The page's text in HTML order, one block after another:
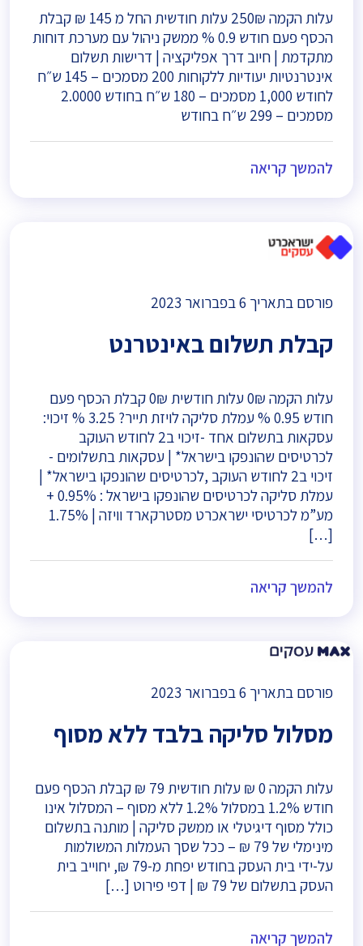
עלות הקמה 250₪ עלות חודשית החל מ 145 ₪ קבלת
הכסף פעם חודש 0.9 % ממשק ניהול עם מערכת דוחות
מתקדמת | חיוב דרך אפליקציה | דרישות תשלום
אינטרנטיות יעודיות ללקוחות 200 מסמכים – 145 ש״ח
לחודש 1,000 מסמכים – 180 ש״ח בחודש 2.0000
מסמכים – 299 ש״ח בחודש
להמשך קריאה
פורסם בתאריך 6 בפברואר 2023
קבלת תשלום באינטרנט
עלות הקמה 0₪ עלות חודשית 0₪ קבלת הכסף פעם
חודש 0.95 % עמלת סליקה לויזת תייר? 3.25 % זיכוי:
עסקאות בתשלום אחד -זיכוי ב2 לחודש העוקב
לכרטיסים שהונפקו בישראל* | עסקאות בתשלומים -
זיכוי ב2 לחודש העוקב ,לכרטיסים שהונפקו בישראל* |
עמלת סליקה לכרטיסים שהונפקו בישראל : 0.95% +
מע”מ לכרטיסי ישראכרט מסטרקארד וויזה | 1.75%
[…]
להמשך קריאה
פורסם בתאריך 6 בפברואר 2023
מסלול סליקה בלבד ללא מסוף
עלות הקמה 0 ₪ עלות חודשית 79 ₪ קבלת הכסף פעם
חודש 1.2% במסלול 1.2% ללא מסוף – המסלול אינו
כולל מסוף דיגיטלי או ממשק סליקה | מותנה בתשלום
מינימלי של 79 ₪ – ככל שסך העמלות המשולמות
על-ידי בית העסק בחודש יפחת מ-79 ₪, יחוייב בית
העסק בתשלום של 79 ₪ | דפי פירוט […]
להמשך קריאה